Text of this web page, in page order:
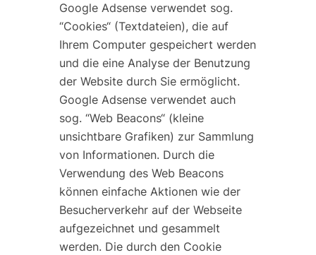
Google Adsense verwendet sog.
“Cookies“ (Textdateien), die auf
Ihrem Computer gespeichert werden
und die eine Analyse der Benutzung
der Website durch Sie ermöglicht.
Google Adsense verwendet auch
sog. “Web Beacons“ (kleine
unsichtbare Grafiken) zur Sammlung
von Informationen. Durch die
Verwendung des Web Beacons
können einfache Aktionen wie der
Besucherverkehr auf der Webseite
aufgezeichnet und gesammelt
werden. Die durch den Cookie